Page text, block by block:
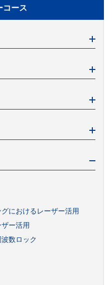
コース
構成
は
び方
におけるレーザー活用
ー活用
数ロック